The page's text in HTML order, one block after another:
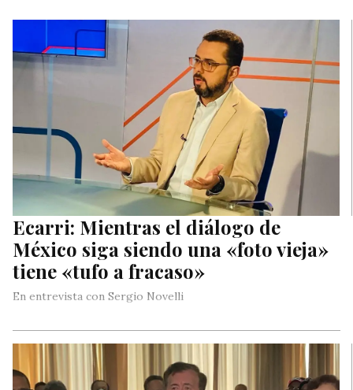
Ecarri: Mientras el diálogo de
México siga siendo una «foto vieja»
tiene «tufo a fracaso»
En entrevista con Sergio Novelli